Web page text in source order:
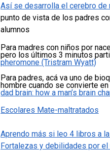
Así se desarrolla el cerebro de
punto de vista de los padres
alumnos
Para madres con niños por
pero los últimos 3 minutos
pheromone (Tristram Wyatt)
Para padres, acá va uno de
hombre cuando se convierte en
dad brain: how a man’s brain
Escolares Mate-maltratados
Aprendo más si leo 4 libros a
Fortalezas y debilidades por